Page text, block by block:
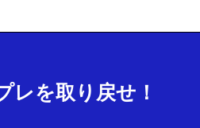
を取り戻せ！